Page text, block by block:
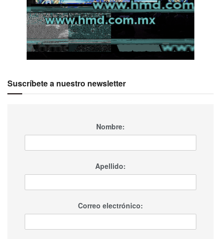
Suscríbete a nuestro newsletter
Nombre:
Apellido:
Correo electrónico: